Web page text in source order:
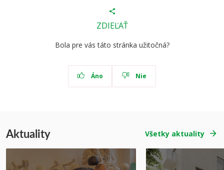
ZDIEĽAŤ
Bola pre vás táto stránka užitočná?
Áno Nie
Aktuality Všetky aktuality